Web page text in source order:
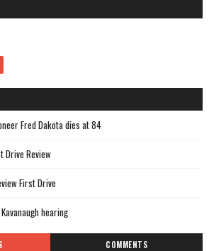
Fred Dakota dies at 84
Drive Review
First Drive
hearing
COMMENTS